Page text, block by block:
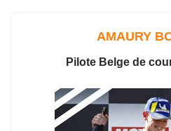
AMAURY
Pilote Belge de